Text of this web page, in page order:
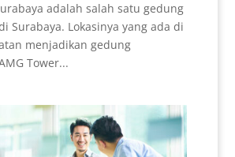
adalah salah satu gedung
Surabaya. Lokasinya yang ada di
menjadikan gedung
Tower...